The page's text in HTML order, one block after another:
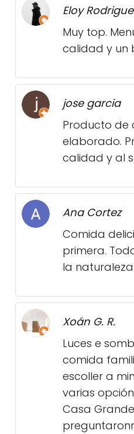
Eloy
Muy top.
calidad y un
jose garcia
Producto de
elaborado.
calidad y al
Ana Cortez
Comida
primera.
la naturaleza
Xoán G. R.
Luces e
comida
escoller a
varias
Casa